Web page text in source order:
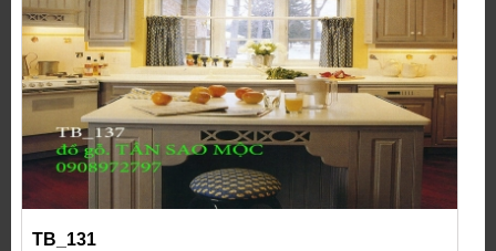
TB_131